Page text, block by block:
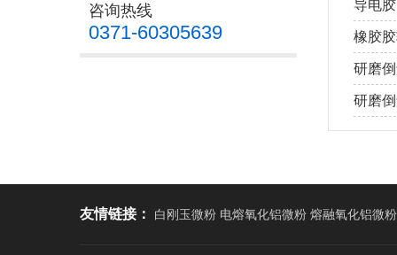
咨询热线
0371-60305639
导电
橡胶
研磨
研磨
友情链接： 白刚玉微粉 电熔氧化铝微粉 熔融氧化铝微粉